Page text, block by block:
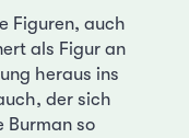
Figuren, auch
als Figur an
heraus ins
der sich
Burman so